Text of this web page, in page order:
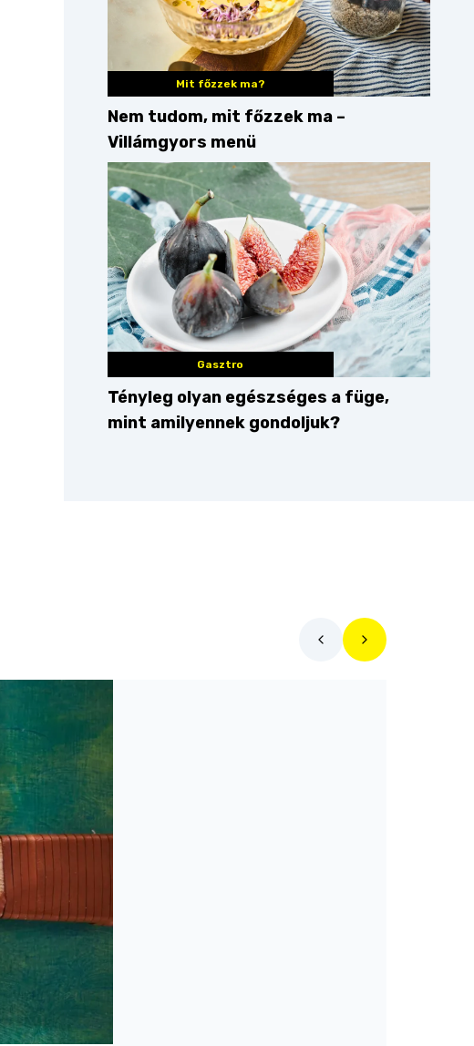
Mit főzzek ma?
Nem tudom, mit főzzek ma –
Villámgyors menü
Gasztro
Tényleg olyan egészséges a füge,
mint amilyennek gondoljuk?